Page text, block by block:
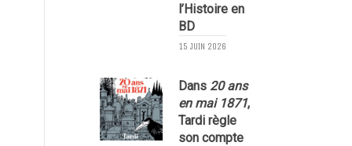
l’Histoire en
BD
15 JUIN 2026
Dans 20 ans
en mai 1871,
Tardi règle
son compte